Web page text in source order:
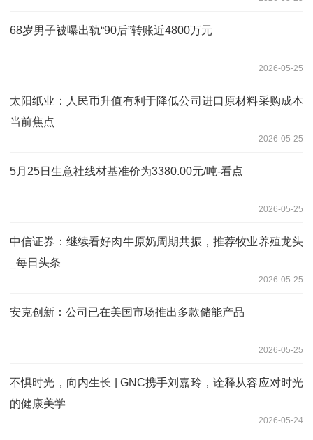
68岁男子被曝出轨“90后”转账近4800万元
2026-05-25
太阳纸业：人民币升值有利于降低公司进口原材料采购成本
当前焦点
2026-05-25
5月25日生意社线材基准价为3380.00元/吨-看点
2026-05-25
中信证券：继续看好肉牛原奶周期共振，推荐牧业养殖龙头
_每日头条
2026-05-25
安克创新：公司已在美国市场推出多款储能产品
2026-05-25
不惧时光，向内生长 | GNC携手刘嘉玲，诠释从容应对时光
的健康美学
2026-05-24